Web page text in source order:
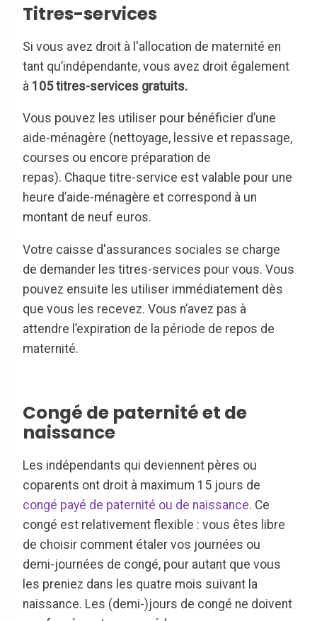
Titres-services
Si vous avez droit à l'allocation de maternité en
tant qu’indépendante, vous avez droit également
à 105 titres-services gratuits.
Vous pouvez les utiliser pour bénéficier d’une
aide-ménagère (nettoyage, lessive et repassage,
courses ou encore préparation de
repas). Chaque titre-service est valable pour une
heure d’aide-ménagère et correspond à un
montant de neuf euros.
Votre caisse d'assurances sociales se charge
de demander les titres-services pour vous. Vous
pouvez ensuite les utiliser immédiatement dès
que vous les recevez. Vous n’avez pas à
attendre l’expiration de la période de repos de
maternité.
Congé de paternité et de
naissance
Les indépendants qui deviennent pères ou
coparents ont droit à maximum 15 jours de
congé payé de paternité ou de naissance. Ce
congé est relativement flexible : vous êtes libre
de choisir comment étaler vos journées ou
demi-journées de congé, pour autant que vous
les preniez dans les quatre mois suivant la
naissance. Les (demi-)jours de congé ne doivent